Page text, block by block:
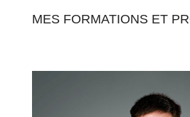
MES FORMATIONS ET